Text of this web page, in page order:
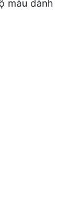
màu dành